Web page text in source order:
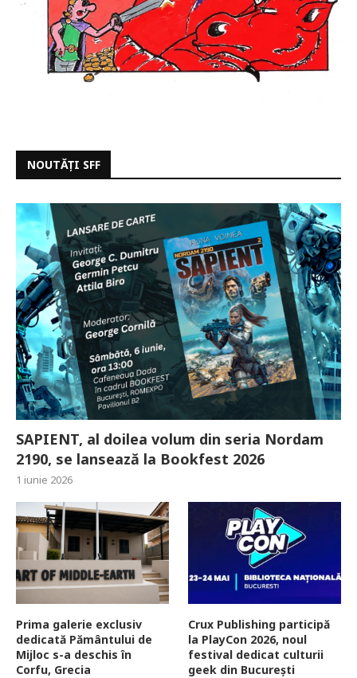
NOUTĂȚI SFF
SAPIENT, al doilea volum din seria Nordam
2190, se lansează la Bookfest 2026
1 iunie 2026
Prima galerie exclusiv
dedicată Pământului de
Mijloc s-a deschis în
Corfu, Grecia
Crux Publishing participă
la PlayCon 2026, noul
festival dedicat culturii
geek din București